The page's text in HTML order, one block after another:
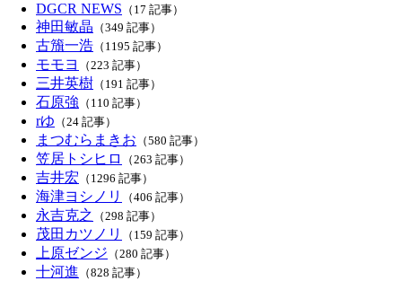
DGCR NEWS （17 記事）
神田敏晶 （349 記事）
古籏一浩 （1195 記事）
モモヨ （223 記事）
三井英樹 （191 記事）
石原強 （110 記事）
rゆ （24 記事）
まつむらまきお （580 記事）
笠居トシヒロ （263 記事）
吉井宏 （1296 記事）
海津ヨシノリ （406 記事）
永吉克之 （298 記事）
茂田カツノリ （159 記事）
上原ゼンジ （280 記事）
十河進 （828 記事）